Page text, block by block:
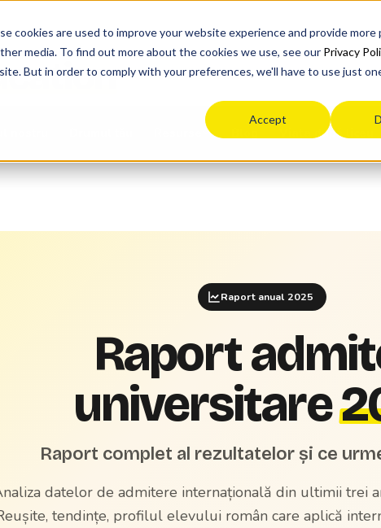
cookies are used to improve your website experience and provide more
media. To find out more about the cookies we use, see our Privacy
But in order to comply with your preferences, we'll have to use just
Accept
Viața după liceu
Raport anual 2025
Raport
universitare
Raport complet al rezultatelor și ce
datelor de admitere internațională din ultimii trei
tendințe, profilul elevului român care aplică